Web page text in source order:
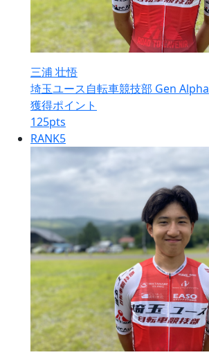
三浦 壮悟
埼玉ユース自転車競技部 Gen Alpha
獲得ポイント
125pts
RANK5